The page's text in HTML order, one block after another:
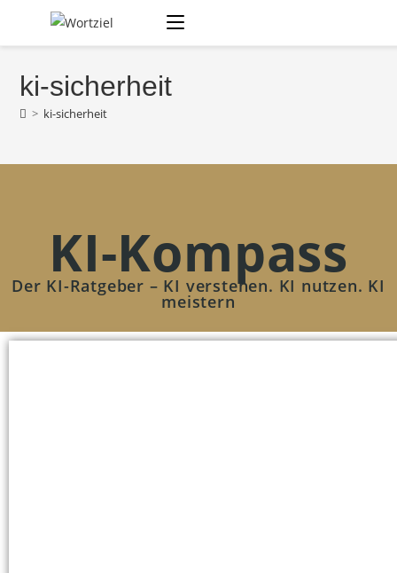
ki-sicherheit
> ki-sicherheit
KI-Kompass
Der KI-Ratgeber – KI verstehen. KI nutzen. KI
meistern